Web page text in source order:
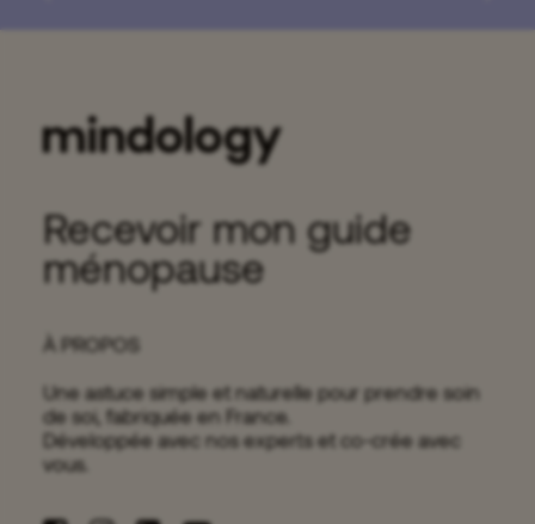
Ginseng et libido
Recevoir mon guide
ménopause
À PROPOS
Une astuce simple et naturelle pour prendre soin
de soi, fabriquée en France.
Développée avec nos experts et co-crée avec
vous.